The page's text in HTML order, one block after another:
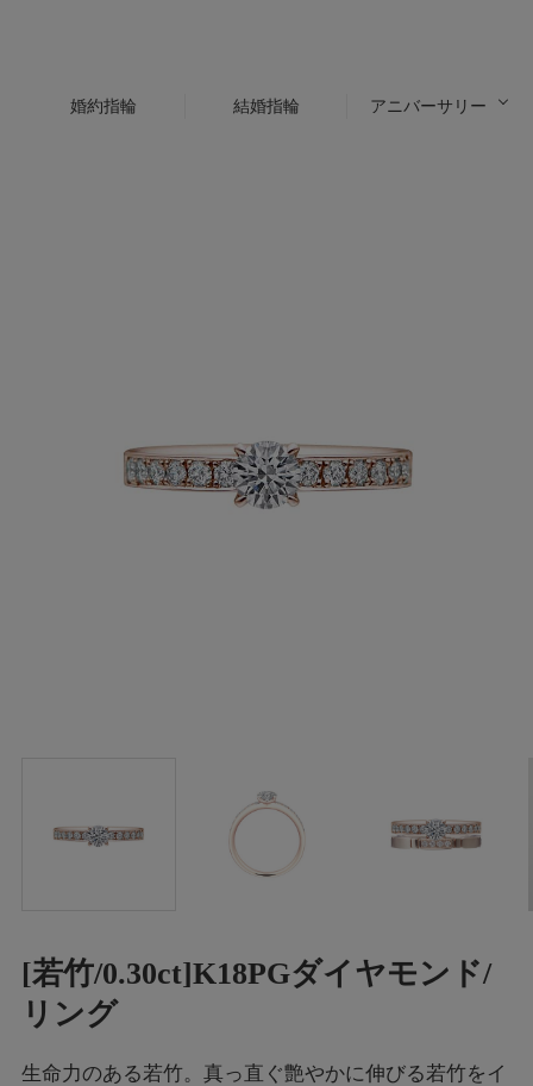
婚約指輪 結婚指輪 アニバーサリー
[若竹/0.30ct]K18PGダイヤモンド/
リング
生命力のある若竹。真っ直ぐ艶やかに伸びる若竹をイ